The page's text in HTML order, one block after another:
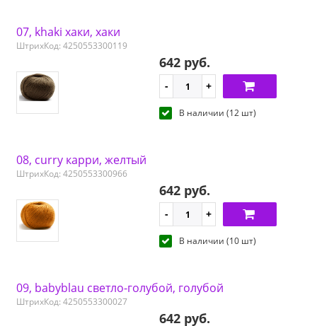
07, khaki хаки, хаки
ШтрихКод: 4250553300119
642 руб.
В наличии (12 шт)
08, curry карри, желтый
ШтрихКод: 4250553300966
642 руб.
В наличии (10 шт)
09, babyblau светло-голубой, голубой
ШтрихКод: 4250553300027
642 руб.